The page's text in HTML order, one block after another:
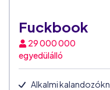
Fuckbook
29 000 000
egyedülálló
Alkalmi